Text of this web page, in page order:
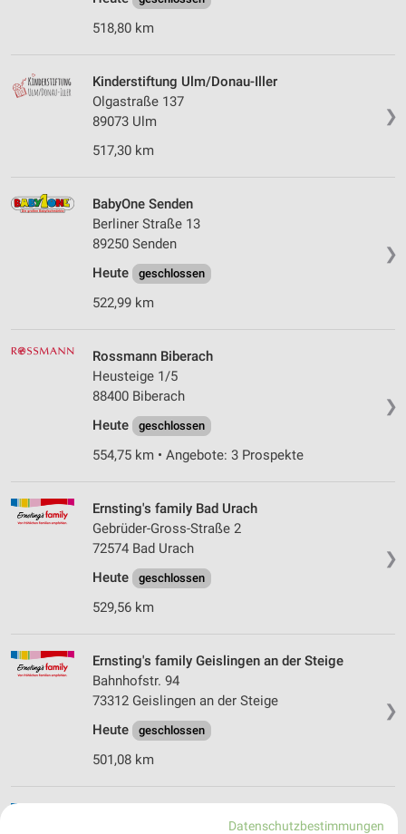
518,80 km
❯
Kinderstiftung Ulm/Donau-Iller
Olgastraße 137
89073 Ulm
517,30 km
❯
BabyOne Senden
Berliner Straße 13
89250 Senden
Heute
geschlossen
522,99 km
❯
Rossmann Biberach
Heusteige 1/5
88400 Biberach
Heute
geschlossen
554,75 km • Angebote: 3 Prospekte
❯
Ernsting's family Bad Urach
Gebrüder-Gross-Straße 2
72574 Bad Urach
Heute
geschlossen
529,56 km
❯
Ernsting's family Geislingen an der Steige
Bahnhofstr. 94
73312 Geislingen an der Steige
Heute
geschlossen
501,08 km
Datenschutzbestimmungen